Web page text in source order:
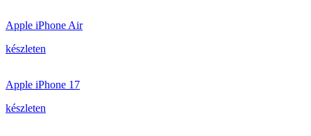
Apple iPhone Air
készleten
Apple iPhone 17
készleten